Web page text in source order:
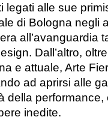
legati alle sue
di Bologna negli
all’avanguardia
Dall’altro,
e attuale, Arte
ad aprirsi alle
della
inedite.